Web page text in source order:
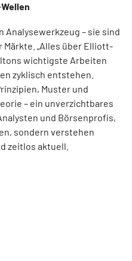
– sie sind
Märkte. „Alles über Elliott-
wichtigste Arbeiten
zyklisch entstehen.
Muster und
– ein unverzichtbares
und Börsenprofis,
sondern verstehen
zeitlos aktuell.